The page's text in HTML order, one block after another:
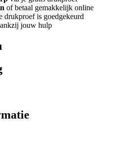
of betaal gemakkelijk online
drukproef is goedgekeurd
jouw hulp